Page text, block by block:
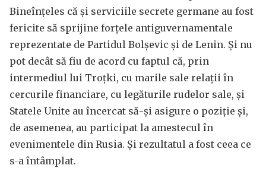
Bineînțeles că și serviciile secrete germane au fost
fericite să sprijine forțele antiguvernamentale
reprezentate de Partidul Bolșevic și de Lenin. Și nu
pot decât să fiu de acord cu faptul că, prin
intermediul lui Troțki, cu marile sale relații în
cercurile financiare, cu legăturile rudelor sale, și
Statele Unite au încercat să-și asigure o poziție și,
de asemenea, au participat la amestecul în
evenimentele din Rusia. Și rezultatul a fost ceea ce
s-a întâmplat.